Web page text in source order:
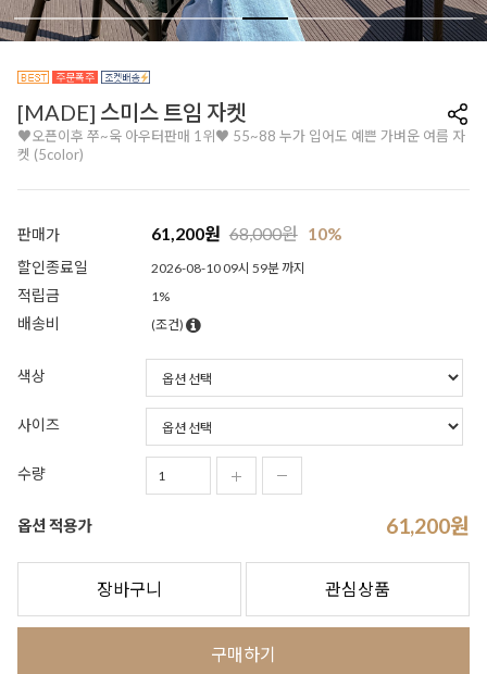
[MADE] 스미스 트임 자켓
♥오픈이후 쭈~욱 아우터판매 1위♥ 55~88 누가 입어도 예쁜 가벼운 여름 자
켓 (5color)
판매가 61,200원 68,000원 10%
할인종료일 2026-08-10 09시 59분 까지
적립금 1%
배송비 (조건)
색상
사이즈
수량
옵션 적용가 61,200원
장바구니 관심상품
구매하기